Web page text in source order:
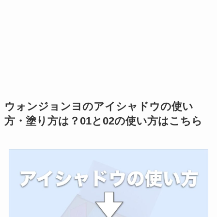
ウォンジョンヨのアイシャドウの使い
方・塗り方は？01と02の使い方はこちら